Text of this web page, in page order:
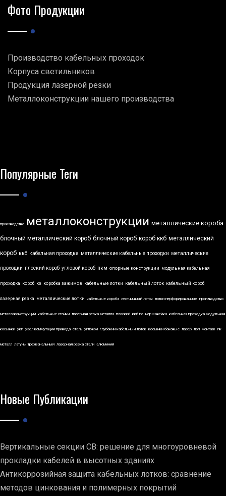
Фото Продукции
Производство кабельных проходок
Корпуса светильников
Продукция лазерной резки
Металлоконструкции нашего производства
Популярные Теги
производство металлоконструкции металлические короба
блочный металлический короб блочный короб короб ккб металлический
короб ккб кабельная проходка металлические кабельные проходки металлические
проходки плоский короб угловой короб пкм опорные конструкции модульная кабельная
проходка короб кз коробка зажимов кабельные лотки кабельный лоток кабельный короб
лазерная резка металлические лотки кабельные короба лестничный лоток лотки перфорированные производство
металлоконструкций кабельные стойки лазерная резка металла плоский ккб по нержавейка кабельная проходка модульная
косынки укп узел коммутации привода сталь угловой глубокий кабельный лоток косынки боковые лазер лэп монтаж пк
металл латунь трехканальный лазерная резка стали алюминий
Новые Публикации
Вертикальные секции СВ: решение для многоуровневой
прокладки кабелей в высотных зданиях
Антикоррозийная защита кабельных лотков: сравнение
методов цинкования и полимерных покрытий